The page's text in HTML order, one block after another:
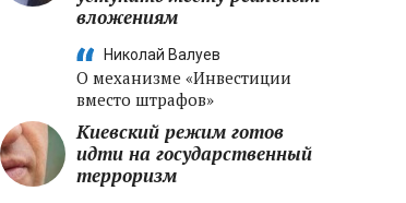
вложениям
Николай Валуев
О механизме «Инвестиции
вместо штрафов»
Киевский режим готов
идти на государственный
терроризм